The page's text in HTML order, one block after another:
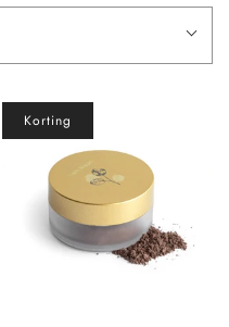
Korting